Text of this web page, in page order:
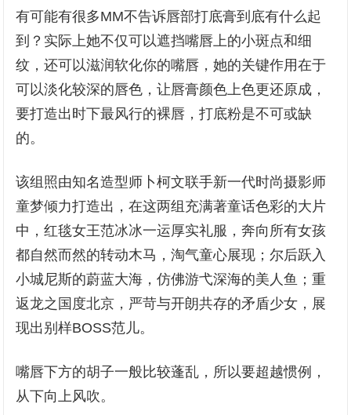
有可能有很多MM不告诉唇部打底膏到底有什么起
到？实际上她不仅可以遮挡嘴唇上的小斑点和细
纹，还可以滋润软化你的嘴唇，她的关键作用在于
可以淡化较深的唇色，让唇膏颜色上色更还原成，
要打造出时下最风行的裸唇，打底粉是不可或缺
的。
该组照由知名造型师卜柯文联手新一代时尚摄影师
童梦倾力打造出，在这两组充满著童话色彩的大片
中，红毯女王范冰冰一运厚实礼服，奔向所有女孩
都自然而然的转动木马，淘气童心展现；尔后跃入
小城尼斯的蔚蓝大海，仿佛游弋深海的美人鱼；重
返龙之国度北京，严苛与开朗共存的矛盾少女，展
现出别样BOSS范儿。
嘴唇下方的胡子一般比较蓬乱，所以要超越惯例，
从下向上风吹。